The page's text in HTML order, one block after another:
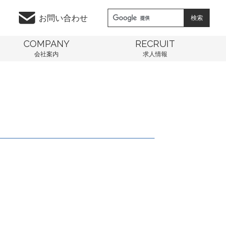
お問い合わせ
COMPANY
会社案内
RECRUIT
求人情報